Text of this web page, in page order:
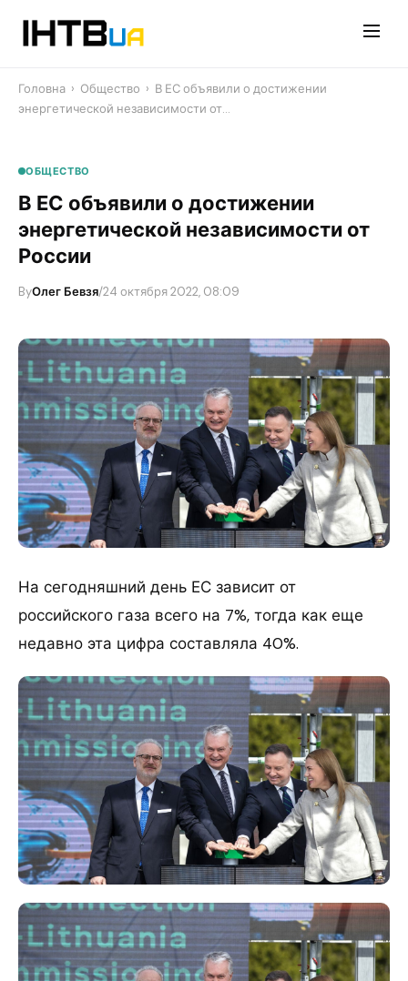
Головна › Общество › В ЕС объявили о достижении
энергетической независимости от…
ОБЩЕСТВО
В ЕС объявили о достижении
энергетической независимости от
России
ByОлег Бевзя/24 октября 2022, 08:09
На сегодняшний день ЕС зависит от
российского газа всего на 7%, тогда как еще
недавно эта цифра составляла 40%.